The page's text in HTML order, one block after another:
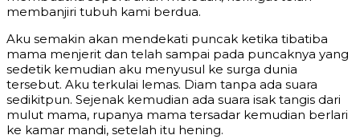
membanjiri tubuh kami berdua.
Aku semakin akan mendekati puncak ketika tibatiba
mama menjerit dan telah sampai pada puncaknya yang
sedetik kemudian aku menyusul ke surga dunia
tersebut. Aku terkulai lemas. Diam tanpa ada suara
sedikitpun. Sejenak kemudian ada suara isak tangis dari
mulut mama, rupanya mama tersadar kemudian berlari
ke kamar mandi, setelah itu hening.